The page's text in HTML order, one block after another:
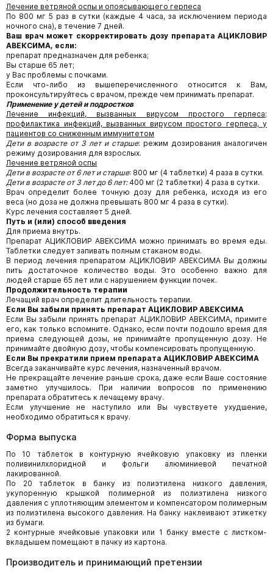
Лечение ветряной оспы и опоясывающего герпеса
По 800 мг 5 раз в сутки (каждые 4 часа, за исключением периода
ночного сна), в течение 7 дней.
Ваш врач может скорректировать дозу препарата АЦИКЛОВИР
АВЕКСИМА, если:
препарат предназначен для ребенка;
Вы старше 65 лет;
у Вас проблемы с почками.
Если что-либо из вышеперечисленного относится к Вам,
проконсультируйтесь с врачом, прежде чем принимать препарат.
Применение у детей и подростков
Лечение инфекций, вызванных вирусом простого герпеса;
профилактика инфекций, вызванных вирусом простого герпеса, у
пациентов со сниженным иммунитетом
Дети в возрасте от 3 лет и старше: режим дозирования аналогичен
режиму дозирования для взрослых.
Лечение ветряной оспы
Дети в возрасте от 6 лет и старше: 800 мг (4 таблетки) 4 раза в сутки.
Дети в возрасте от 3 лет до 6 лет:400 мг (2 таблетки) 4 раза в сутки.
Врач определит более точную дозу для ребенка, исходя из его
веса (но доза не должна превышать 800 мг 4 раза в сутки).
Курс лечения составляет 5 дней.
Путь и (или) способ введения
Для приема внутрь.
Препарат АЦИКЛОВИР АВЕКСИМА можно принимать во время еды.
Таблетки следует запивать полным стаканом воды.
В период лечения препаратом АЦИКЛОВИР АВЕКСИМА Вы должны
пить достаточное количество воды. Это особенно важно для
людей старше 65 лет или с нарушением функции почек.
Продолжительность терапии
Лечащий врач определит длительность терапии.
Если Вы забыли принять препарат АЦИКЛОВИР АВЕКСИМА
Если Вы забыли принять препарат АЦИКЛОВИР АВЕКСИМА, примите
его, как только вспомните. Однако, если почти подошло время для
приема следующей дозы, не принимайте пропущенную дозу. Не
принимайте двойную дозу, чтобы компенсировать пропущенную.
Если Вы прекратили прием препарата АЦИКЛОВИР АВЕКСИМА
Всегда заканчивайте курс лечения, назначенный врачом.
Не прекращайте лечение раньше срока, даже если Ваше состояние
заметно улучшилось. При наличии вопросов по применению
препарата обратитесь к лечащему врачу.
Если улучшение не наступило или Вы чувствуете ухудшение,
необходимо обратиться к врачу.
Форма выпуска
По 10 таблеток в контурную ячейковую упаковку из пленки
поливинилхлоридной и фольги алюминиевой печатной
лакированной.
По 20 таблеток в банку из полиэтилена низкого давления,
укупоренную крышкой полимерной из полиэтилена низкого
давления с уплотняющим элементом и компенсатором полимерным
из полиэтилена высокого давления. На банку наклеивают этикетку
из бумаги.
2 контурные ячейковые упаковки или 1 банку вместе с листком-
вкладышем помещают в пачку из картона.
Производитель и принимающий претензии